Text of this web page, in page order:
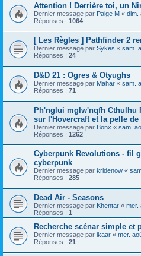
Attention ! Derrière toi, un
Dernier message par Paige M « dim.
Réponses : 1064
[ Les Règles ] Pathfinder 2
Dernier message par Sykes « sam.
Réponses : 24
D&D 21 : Ogres & Otyughs
Dernier message par Mahar « sam.
Réponses : 71
Ph'nglui mglw'nqfh Cthulhu
sur l'Hovercraft et la pelle de
Dernier message par Bonx « sam.
Réponses : 1262
Cyberpunk Revolutions - fil
cyberpunk
Dernier message par kridenow «
Réponses : 285
Dead Air - Seasons
Dernier message par Khentar « mer.
Réponses : 1
Recherche scénar simple et
Dernier message par ikaar « mer.
Réponses : 21